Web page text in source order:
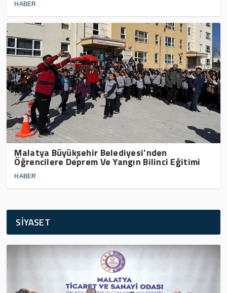
HABER
Malatya Büyükşehir Belediyesi’nden
Öğrencilere Deprem Ve Yangın Bilinci Eğitimi
HABER
SİYASET